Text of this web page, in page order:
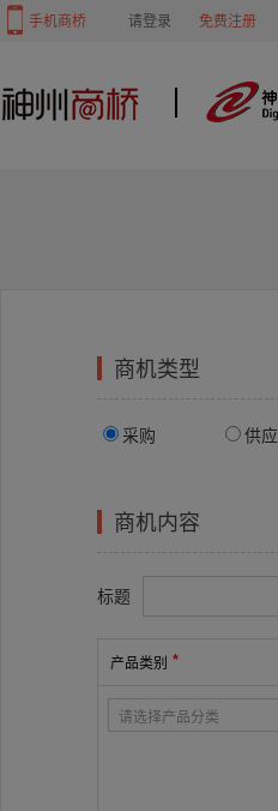
手机商桥 请登录 免费注册
商机类型
采购 供应
商机内容
标题
产品类别 *
请选择产品分类